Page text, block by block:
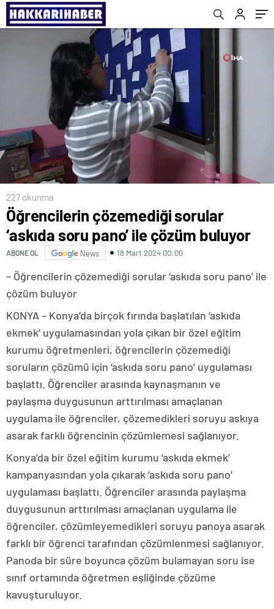
227 okunma
Öğrencilerin çözemediği sorular
‘askıda soru pano’ ile çözüm buluyor
ABONE OL News 18 Mart 2024 00:00
– Öğrencilerin çözemediği sorular ‘askıda soru pano’ ile
çözüm buluyor
KONYA – Konya’da birçok fırında başlatılan ‘askıda
ekmek’ uygulamasından yola çıkan bir özel eğitim
kurumu öğretmenleri, öğrencilerin çözemediği
soruların çözümü için ‘askıda soru pano’ uygulaması
başlattı. Öğrenciler arasında kaynaşmanın ve
paylaşma duygusunun arttırılması amaçlanan
uygulama ile öğrenciler, çözemedikleri soruyu askıya
asarak farklı öğrencinin çözümlemesi sağlanıyor.
Konya’da bir özel eğitim kurumu ‘askıda ekmek’
kampanyasından yola çıkarak ‘askıda soru pano’
uygulaması başlattı. Öğrenciler arasında paylaşma
duygusunun arttırılması amaçlanan uygulama ile
öğrenciler, çözümleyemedikleri soruyu panoya asarak
farklı bir öğrenci tarafından çözümlenmesi sağlanıyor.
Panoda bir süre boyunca çözüm bulamayan soru ise
sınıf ortamında öğretmen eşliğinde çözüme
kavuşturuluyor.